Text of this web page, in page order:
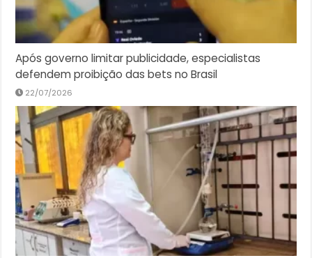
Após governo limitar publicidade, especialistas
defendem proibição das bets no Brasil
22/07/2026